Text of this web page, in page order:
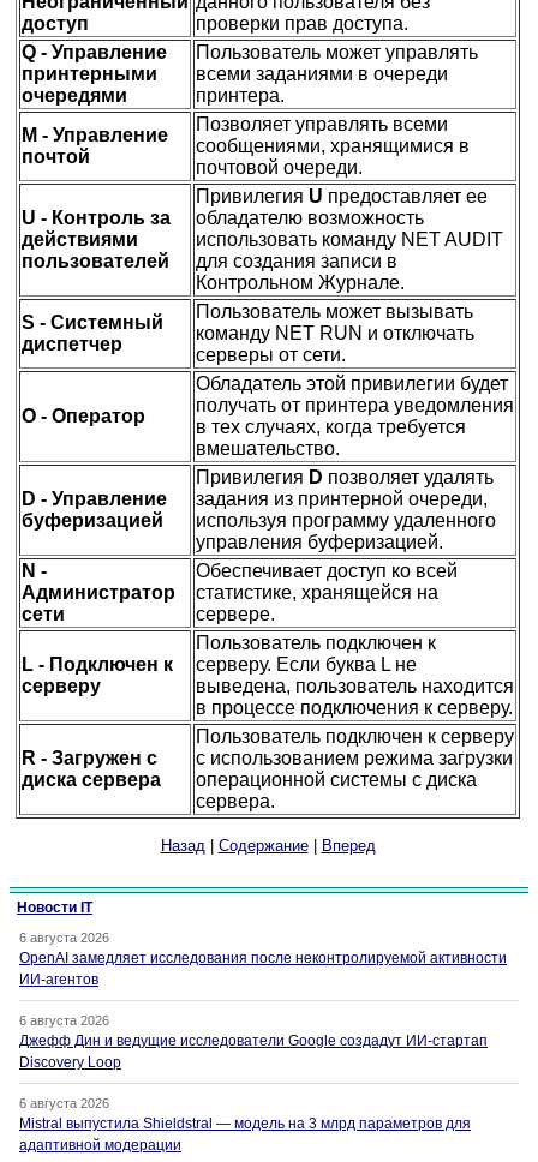
доступ
проверки прав доступа.
Q - Управление
принтерными
очередями
Пользователь может управлять
всеми заданиями в очереди
принтера.
M - Управление
почтой
Позволяет управлять всеми
сообщениями, хранящимися в
почтовой очереди.
U - Контроль за
действиями
пользователей
Привилегия U предоставляет ее
обладателю возможность
использовать команду NET AUDIT
для создания записи в
Контрольном Журнале.
S - Системный
диспетчер
Пользователь может вызывать
команду NET RUN и отключать
серверы от сети.
O - Оператор
Обладатель этой привилегии будет
получать от принтера уведомления
в тех случаях, когда требуется
вмешательство.
D - Управление
буферизацией
Привилегия D позволяет удалять
задания из принтерной очереди,
используя программу удаленного
управления буферизацией.
N -
Администратор
сети
Обеспечивает доступ ко всей
статистике, хранящейся на
сервере.
L - Подключен к
серверу
Пользователь подключен к
серверу. Если буква L не
выведена, пользователь находится
в процессе подключения к серверу.
R - Загружен с
диска сервера
Пользователь подключен к серверу
с использованием режима загрузки
операционной системы с диска
сервера.
Назад| Содержание| Вперед
Новости IT
6 августа 2026
OpenAI замедляет исследования после неконтролируемой активности
ИИ-агентов
6 августа 2026
Джефф Дин и ведущие исследователи Google создадут ИИ-стартап
Discovery Loop
6 августа 2026
Mistral выпустила Shieldstral — модель на 3 млрд параметров для
адаптивной модерации